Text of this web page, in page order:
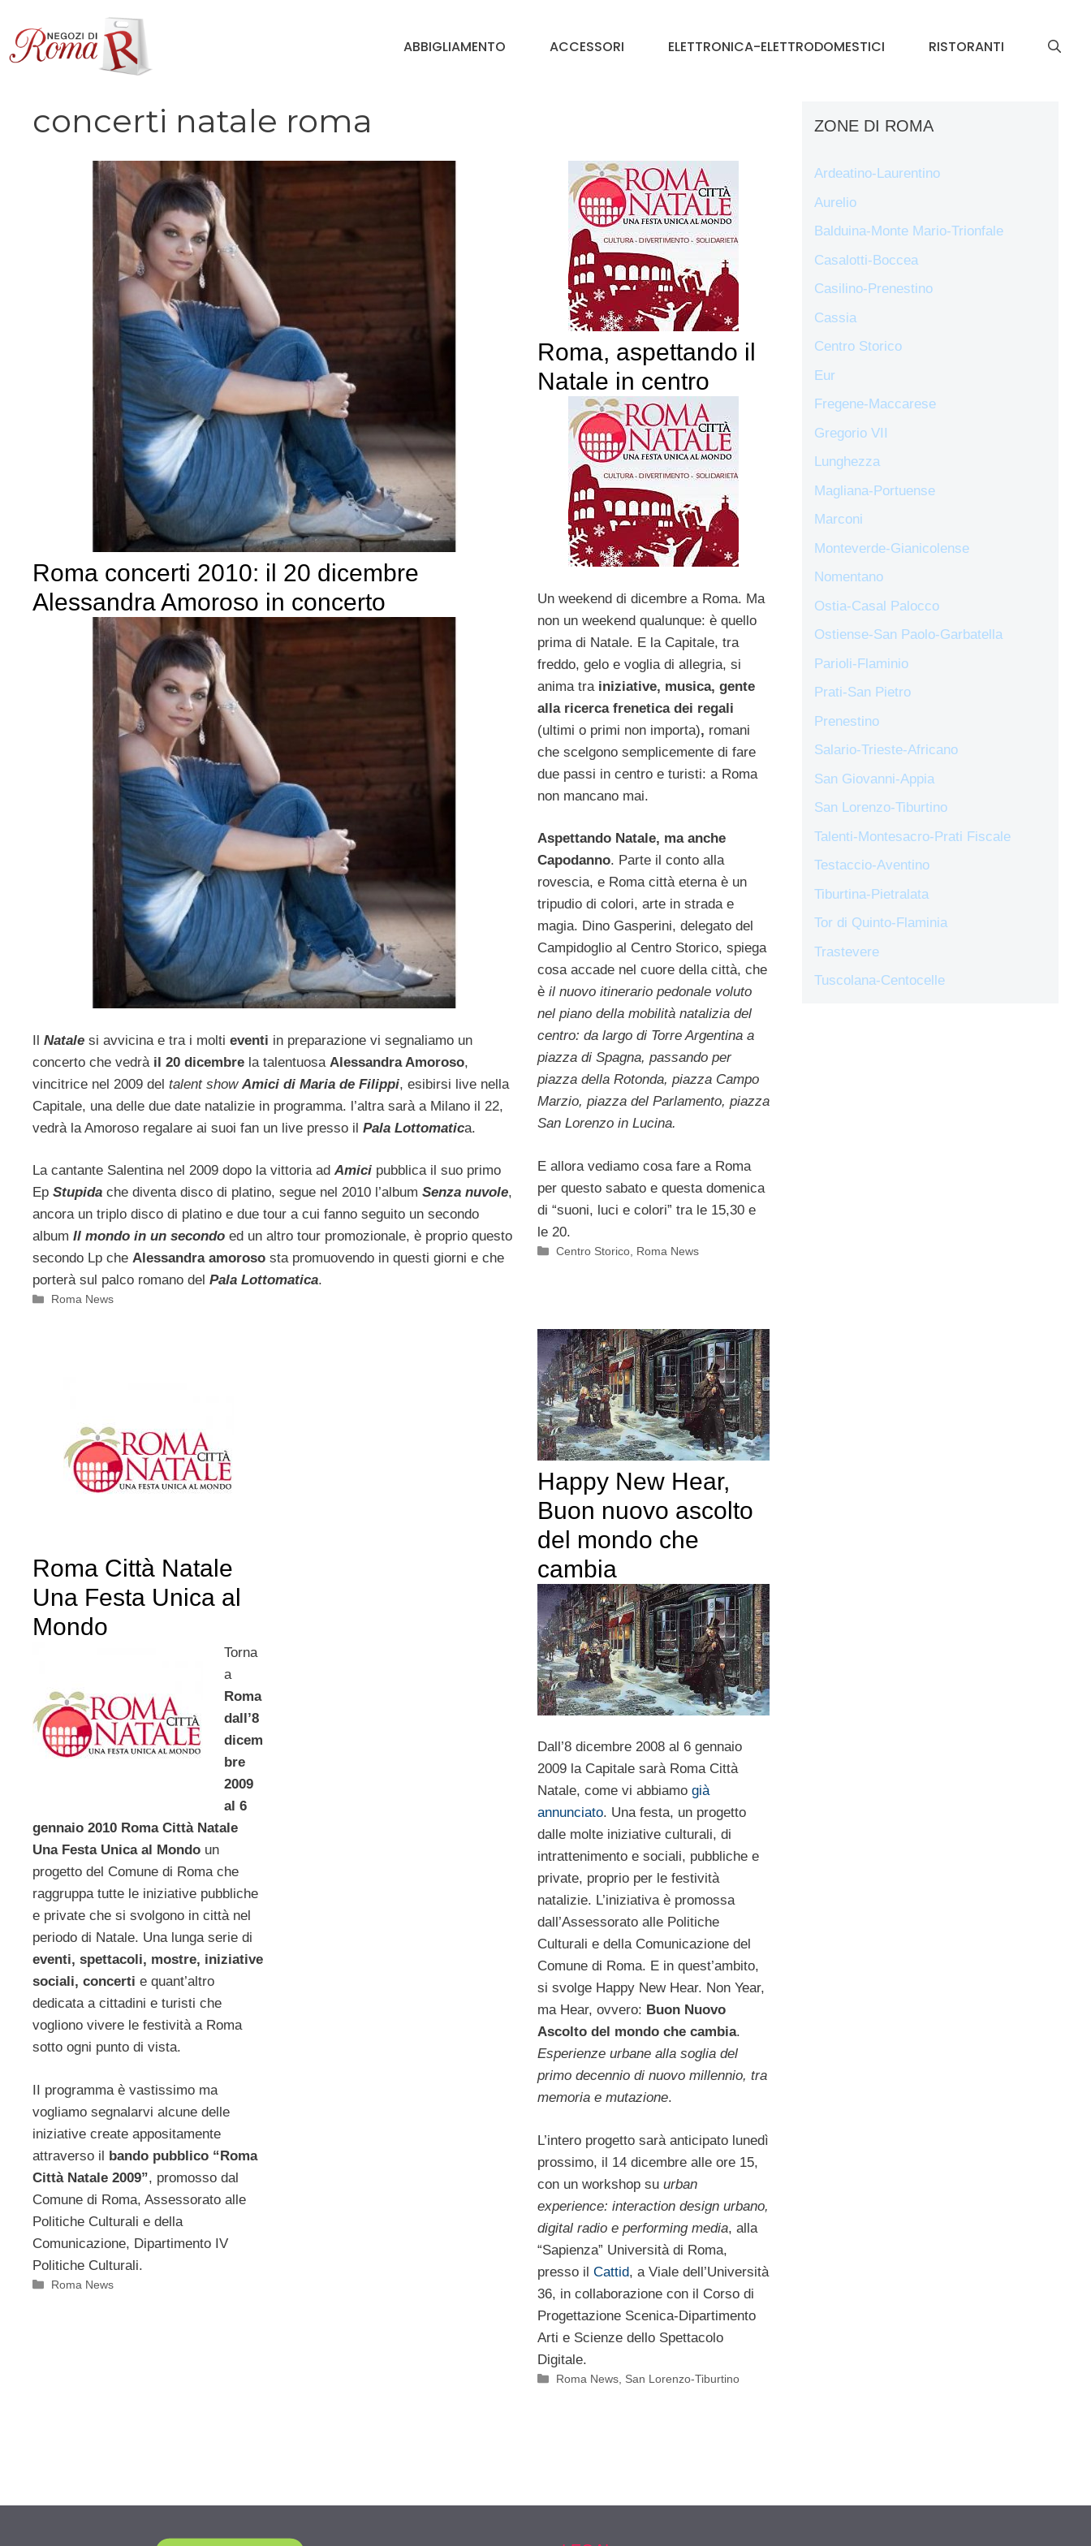
contenuto
ABBIGLIAMENTO ACCESSORI ELETTRONICA-ELETTRODOMESTICI RISTORANTI
concerti natale roma
Roma concerti 2010: il 20 dicembre
Alessandra Amoroso in concerto
Il Natale si avvicina e tra i molti eventi in preparazione vi segnaliamo un
concerto che vedrà il 20 dicembre la talentuosa Alessandra Amoroso,
vincitrice nel 2009 del talent show Amici di Maria de Filippi, esibirsi live nella
Capitale, una delle due date natalizie in programma. l’altra sarà a Milano il 22,
vedrà la Amoroso regalare ai suoi fan un live presso il Pala Lottomatica.
La cantante Salentina nel 2009 dopo la vittoria ad Amici pubblica il suo primo
Ep Stupida che diventa disco di platino, segue nel 2010 l’album Senza nuvole,
ancora un triplo disco di platino e due tour a cui fanno seguito un secondo
album Il mondo in un secondo ed un altro tour promozionale, è proprio questo
secondo Lp che Alessandra amoroso sta promuovendo in questi giorni e che
porterà sul palco romano del Pala Lottomatica.
Categorie
Roma News
Roma, aspettando il
Natale in centro
Un weekend di dicembre a Roma. Ma
non un weekend qualunque: è quello
prima di Natale. E la Capitale, tra
freddo, gelo e voglia di allegria, si
anima tra iniziative, musica, gente
alla ricerca frenetica dei regali
(ultimi o primi non importa), romani
che scelgono semplicemente di fare
due passi in centro e turisti: a Roma
non mancano mai.
Aspettando Natale, ma anche
Capodanno. Parte il conto alla
rovescia, e Roma città eterna è un
tripudio di colori, arte in strada e
magia. Dino Gasperini, delegato del
Campidoglio al Centro Storico, spiega
cosa accade nel cuore della città, che
è il nuovo itinerario pedonale voluto
nel piano della mobilità natalizia del
centro: da largo di Torre Argentina a
piazza di Spagna, passando per
piazza della Rotonda, piazza Campo
Marzio, piazza del Parlamento, piazza
San Lorenzo in Lucina.
E allora vediamo cosa fare a Roma
per questo sabato e questa domenica
di “suoni, luci e colori” tra le 15,30 e
le 20.
Categorie
Centro Storico Roma News
Happy New Hear,
Buon nuovo ascolto
del mondo che
cambia
Dall’8 dicembre 2008 al 6 gennaio
2009 la Capitale sarà Roma Città
Natale, come vi abbiamo già
annunciato. Una festa, un progetto
dalle molte iniziative culturali, di
intrattenimento e sociali, pubbliche e
private, proprio per le festività
natalizie. L’iniziativa è promossa
dall’Assessorato alle Politiche
Culturali e della Comunicazione del
Comune di Roma. E in quest’ambito,
si svolge Happy New Hear. Non Year,
ma Hear, ovvero: Buon Nuovo
Ascolto del mondo che cambia.
Esperienze urbane alla soglia del
primo decennio di nuovo millennio, tra
memoria e mutazione.
L’intero progetto sarà anticipato lunedì
prossimo, il 14 dicembre alle ore 15,
con un workshop su urban
experience: interaction design urbano,
digital radio e performing media, alla
“Sapienza” Università di Roma,
presso il Cattid, a Viale dell’Università
36, in collaborazione con il Corso di
Progettazione Scenica-Dipartimento
Arti e Scienze dello Spettacolo
Digitale.
Categorie
Roma News San Lorenzo-Tiburtino
Roma Città Natale
Una Festa Unica al
Mondo
Torna
a
Roma
dall’8
dicem
bre
2009
al 6
gennaio 2010 Roma Città Natale
Una Festa Unica al Mondo un
progetto del Comune di Roma che
raggruppa tutte le iniziative pubbliche
e private che si svolgono in città nel
periodo di Natale. Una lunga serie di
eventi, spettacoli, mostre, iniziative
sociali, concerti e quant’altro
dedicata a cittadini e turisti che
vogliono vivere le festività a Roma
sotto ogni punto di vista.
II programma è vastissimo ma
vogliamo segnalarvi alcune delle
iniziative create appositamente
attraverso il bando pubblico “Roma
Città Natale 2009”, promosso dal
Comune di Roma, Assessorato alle
Politiche Culturali e della
Comunicazione, Dipartimento IV
Politiche Culturali.
Categorie
Roma News
ZONE DI ROMA
Ardeatino-Laurentino
Aurelio
Balduina-Monte Mario-Trionfale
Casalotti-Boccea
Casilino-Prenestino
Cassia
Centro Storico
Eur
Fregene-Maccarese
Gregorio VII
Lunghezza
Magliana-Portuense
Marconi
Monteverde-Gianicolense
Nomentano
Ostia-Casal Palocco
Ostiense-San Paolo-Garbatella
Parioli-Flaminio
Prati-San Pietro
Prenestino
Salario-Trieste-Africano
San Giovanni-Appia
San Lorenzo-Tiburtino
Talenti-Montesacro-Prati Fiscale
Testaccio-Aventino
Tiburtina-Pietralata
Tor di Quinto-Flaminia
Trastevere
Tuscolana-Centocelle